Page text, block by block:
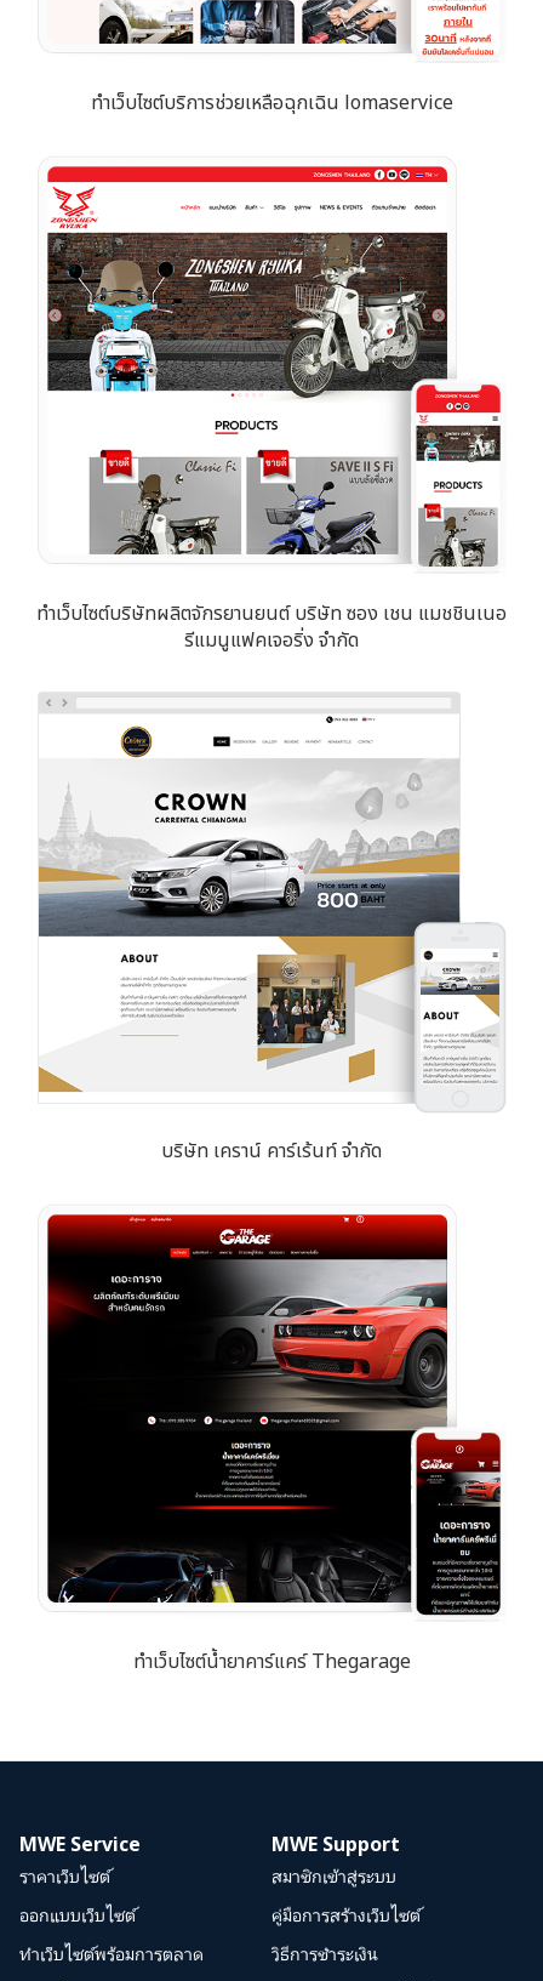
ทำเว็บไซต์บริการช่วยเหลือฉุกเฉิน lomaservice
ทำเว็บไซต์บริษัทผลิตจักรยานยนต์ บริษัท ซอง เชน แมชชินเนอ
รีแมนูแฟคเจอริ่ง จำกัด
บริษัท เคราน์ คาร์เร้นท์ จำกัด
ทำเว็บไซต์น้ำยาคาร์แคร์ Thegarage
MWE Service
ราคาเว็บไซต์
ออกแบบเว็บไซต์
ทำเว็บไซต์พร้อมการตลาด
MWE Support
สมาชิกเข้าสู่ระบบ
คู่มือการสร้างเว็บไซต์
วิธีการชำระเงิน